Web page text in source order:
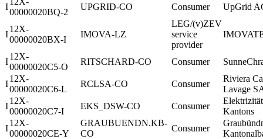
I
00000020BQ-2
UPGRID-CO Consumer UpGrid
I
12X-
00000020BX-I
IMOVA-LZ
LEG/(v)ZEV
service
provider
I
12X-
00000020C5-O
RITSCHARD-CO Consumer
I
12X-
00000020C6-L
RCLSA-CO Consumer
Riviera
Lavage
I
12X-
00000020C7-I
EKS_DSW-CO Consumer
Kantons
I
12X-
00000020CE-Y
GRAUBUENDN.KB-
CO
Consumer